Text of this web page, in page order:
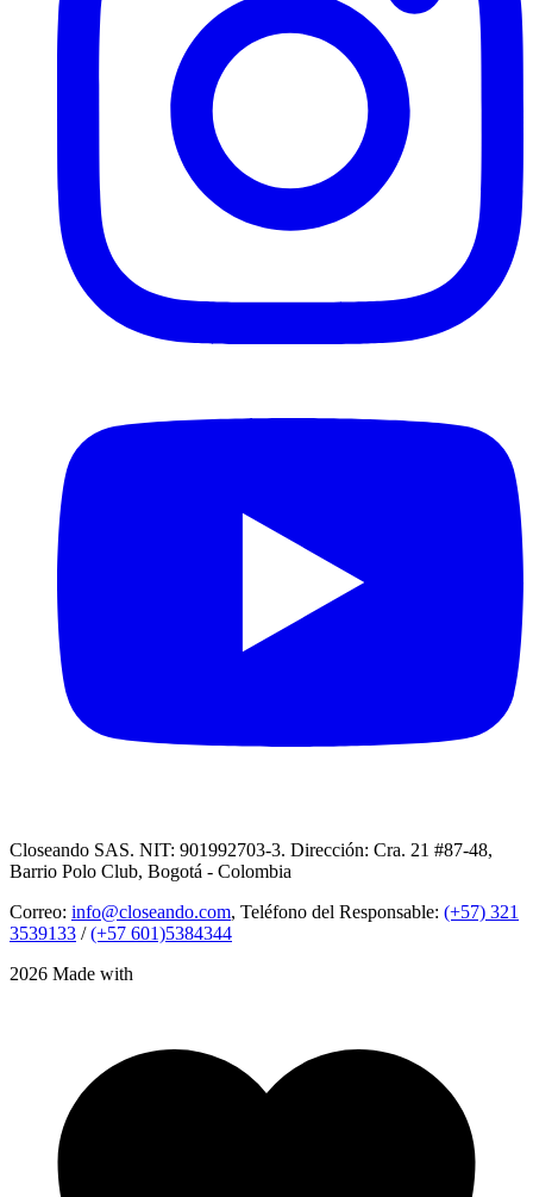
Closeando SAS. NIT: 901992703-3. Dirección: Cra. 21 #87-48,
Barrio Polo Club, Bogotá - Colombia
Correo: info@closeando.com, Teléfono del Responsable: (+57) 321
3539133 /(+57 601)5384344
2026 Made with